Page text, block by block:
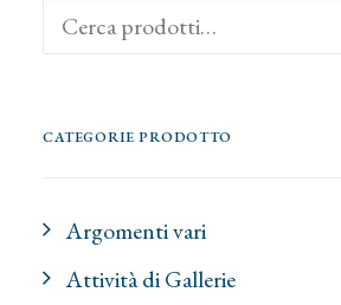
Cerca:
CATEGORIE PRODOTTO
Argomenti vari
Attività di Gallerie